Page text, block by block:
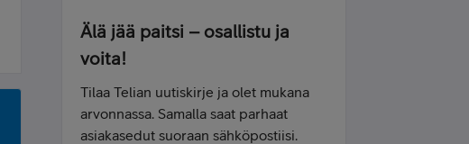
Älä jää paitsi – osallistu ja
voita!
Tilaa Telian uutiskirje ja olet mukana
arvonnassa. Samalla saat parhaat
asiakasedut suoraan sähköpostiisi.